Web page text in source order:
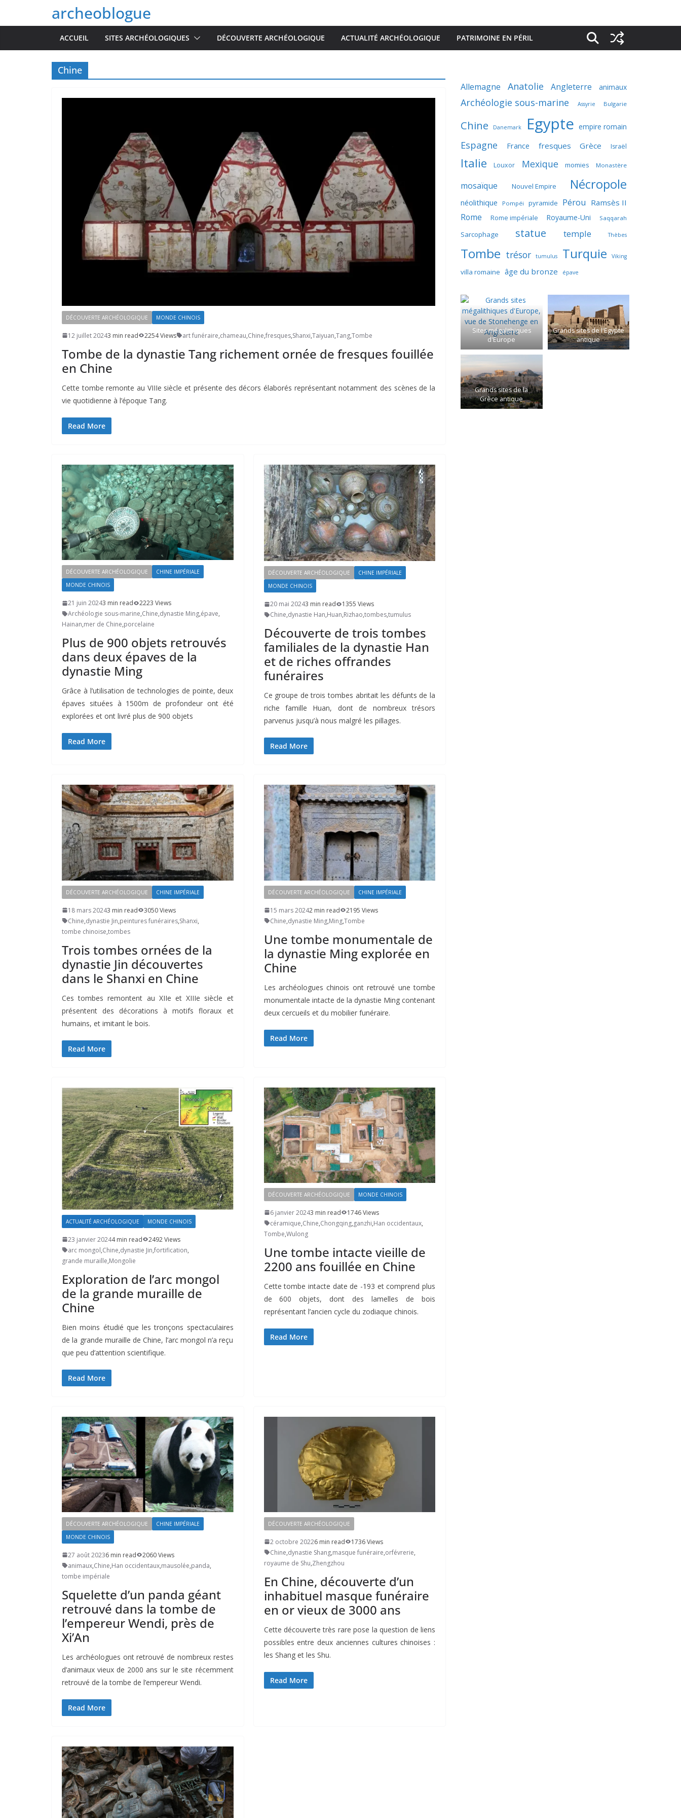
archeoblogue
ACCUEIL SITES ARCHÉOLOGIQUES DÉCOUVERTE ARCHÉOLOGIQUE ACTUALITÉ ARCHÉOLOGIQUE PATRIMOINE EN PÉRIL
Chine
DÉCOUVERTE ARCHÉOLOGIQUE MONDE CHINOIS
12 juillet 20243 min read 2254 Views art funéraire,chameau,Chine,fresques,Shanxi,Taiyuan,Tang,Tombe
Tombe de la dynastie Tang richement ornée de fresques fouillée
en Chine
Cette tombe remonte au VIIIe siècle et présente des décors élaborés représentant notamment des scènes de la
vie quotidienne à l’époque Tang.
Read More
DÉCOUVERTE ARCHÉOLOGIQUE
CHINE IMPÉRIALE
MONDE CHINOIS
21 juin 20243 min read
2223 Views
Archéologie sous-marine,Chine,dynastie Ming,épave,
Hainan,mer de Chine,porcelaine
Plus de 900 objets retrouvés
dans deux épaves de la
dynastie Ming
Grâce à l’utilisation de technologies de pointe, deux
épaves situées à 1500m de profondeur ont été
explorées et ont livré plus de 900 objets
Read More
DÉCOUVERTE ARCHÉOLOGIQUE
CHINE IMPÉRIALE
MONDE CHINOIS
20 mai 20243 min read
1355 Views
Chine,dynastie Han,Huan,Rizhao,tombes,tumulus
Découverte de trois tombes
familiales de la dynastie Han
et de riches offrandes
funéraires
Ce groupe de trois tombes abritait les défunts de la
riche famille Huan, dont de nombreux trésors
parvenus jusqu’à nous malgré les pillages.
Read More
DÉCOUVERTE ARCHÉOLOGIQUE CHINE IMPÉRIALE
18 mars 20243 min read
3050 Views
Chine,dynastie Jin,peintures funéraires,Shanxi,
tombe chinoise,tombes
Trois tombes ornées de la
dynastie Jin découvertes
dans le Shanxi en Chine
Ces tombes remontent au XIIe et XIIIe siècle et
présentent des décorations à motifs floraux et
humains, et imitant le bois.
Read More
DÉCOUVERTE ARCHÉOLOGIQUE CHINE IMPÉRIALE
15 mars 20242 min read
2195 Views
Chine,dynastie Ming,Ming,Tombe
Une tombe monumentale de
la dynastie Ming explorée en
Chine
Les archéologues chinois ont retrouvé une tombe
monumentale intacte de la dynastie Ming contenant
deux cercueils et du mobilier funéraire.
Read More
ACTUALITÉ ARCHÉOLOGIQUE MONDE CHINOIS
23 janvier 20244 min read
2492 Views
arc mongol,Chine,dynastie Jin,fortification,
grande muraille,Mongolie
Exploration de l’arc mongol
de la grande muraille de
Chine
Bien moins étudié que les tronçons spectaculaires
de la grande muraille de Chine, l’arc mongol n’a reçu
que peu d’attention scientifique.
Read More
DÉCOUVERTE ARCHÉOLOGIQUE MONDE CHINOIS
6 janvier 20243 min read
1746 Views
céramique,Chine,Chongqing,ganzhi,Han occidentaux,
Tombe,Wulong
Une tombe intacte vieille de
2200 ans fouillée en Chine
Cette tombe intacte date de -193 et comprend plus
de 600 objets, dont des lamelles de bois
représentant l’ancien cycle du zodiaque chinois.
Read More
DÉCOUVERTE ARCHÉOLOGIQUE
CHINE IMPÉRIALE
MONDE CHINOIS
27 août 20236 min read
2060 Views
animaux,Chine,Han occidentaux,mausolée,panda,
tombe impériale
Squelette d’un panda géant
retrouvé dans la tombe de
l’empereur Wendi, près de
Xi’An
Les archéologues ont retrouvé de nombreux restes
d’animaux vieux de 2000 ans sur le site récemment
retrouvé de la tombe de l’empereur Wendi.
Read More
DÉCOUVERTE ARCHÉOLOGIQUE
2 octobre 20226 min read
1736 Views
Chine,dynastie Shang,masque funéraire,orfévrerie,
royaume de Shu,Zhengzhou
En Chine, découverte d’un
inhabituel masque funéraire
en or vieux de 3000 ans
Cette découverte très rare pose la question de liens
possibles entre deux anciennes cultures chinoises :
les Shang et les Shu.
Read More
Allemagne Anatolie Angleterre animaux
Archéologie sous-marine Assyrie Bulgarie
Chine Danemark Egypte empire romain
Espagne France fresques Grèce Israël
Italie Louxor Mexique momies Monastère
mosaïque Nouvel Empire Nécropole
néolithique Pompéi pyramide Pérou Ramsès II
Rome Rome impériale Royaume-Uni Saqqarah
Sarcophage statue temple Thèbes
Tombe trésor tumulus Turquie Viking
villa romaine âge du bronze épave
Sites mégalithiques
d'Europe
Grands sites de l'Egypte
antique
Grands sites de la
Grèce antique